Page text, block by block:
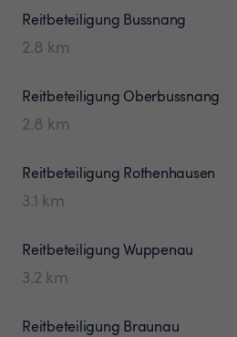
Reitbeteiligung Bussnang
2.8 km
Reitbeteiligung Oberbussnang
2.8 km
Reitbeteiligung Rothenhausen
3.1 km
ReitbeteiligungWuppenau
3.2 km
Reitbeteiligung Braunau